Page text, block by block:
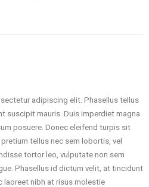
adipiscing elit. Phasellus tellus
suscipit mauris. Duis imperdiet magna
posuere. Donec eleifend turpis sit
tellus nec sem lobortis, vel
tortor leo, vulputate non sem
Phasellus id dictum velit, at tincidunt
laoreet nibh at risus molestie